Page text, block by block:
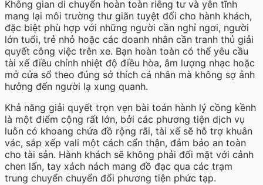
Không gian di chuyển hoàn toàn riêng tư và yên tĩnh
mang lại môi trường thư giãn tuyệt đối cho hành khách,
đặc biệt phù hợp với những người cần nghỉ ngơi, người
lớn tuổi, trẻ nhỏ hoặc các doanh nhân cần tranh thủ giải
quyết công việc trên xe. Bạn hoàn toàn có thể yêu cầu
tài xế điều chỉnh nhiệt độ điều hòa, âm lượng nhạc hoặc
mở cửa sổ theo đúng sở thích cá nhân mà không sợ ảnh
hưởng đến người lạ xung quanh.
Khả năng giải quyết trọn vẹn bài toán hành lý cồng kềnh
là một điểm cộng rất lớn, bởi các phương tiện dịch vụ
luôn có khoang chứa đồ rộng rãi, tài xế sẽ hỗ trợ khuân
vác, sắp xếp vali một cách cẩn thận, đảm bảo an toàn
cho tài sản. Hành khách sẽ không phải đối mặt với cảnh
chen lấn, tay xách nách mang đồ đạc qua các trạm
trung chuyển chuyển đổi phương tiện phức tạp.